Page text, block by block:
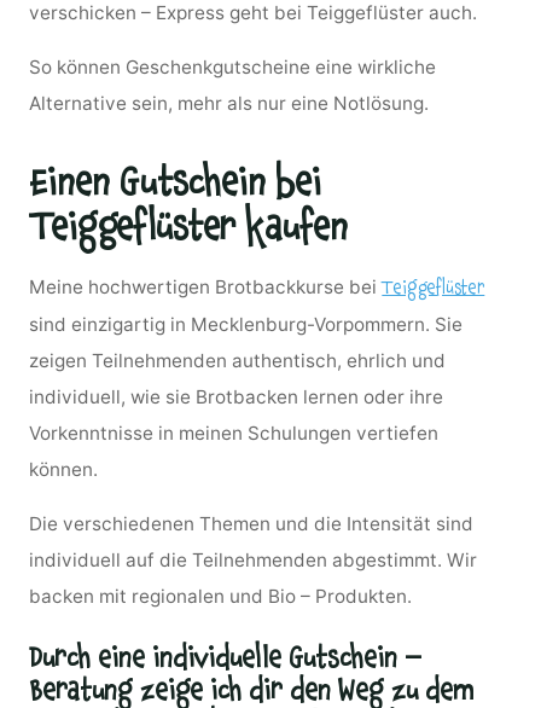
verschicken – Express geht bei Teiggeflüster auch.
So können Geschenkgutscheine eine wirkliche
Alternative sein, mehr als nur eine Notlösung.
Einen Gutschein bei
Teiggeflüster kaufen
Meine hochwertigen Brotbackkurse beiTeiggeflüster
sind einzigartig in Mecklenburg-Vorpommern. Sie
zeigen Teilnehmenden authentisch, ehrlich und
individuell, wie sie Brotbacken lernen oder ihre
Vorkenntnisse in meinen Schulungen vertiefen
können.
Die verschiedenen Themen und die Intensität sind
individuell auf die Teilnehmenden abgestimmt. Wir
backen mit regionalen und Bio – Produkten.
Durch eine individuelle Gutschein –
Beratung zeige ich dir den Weg zu dem